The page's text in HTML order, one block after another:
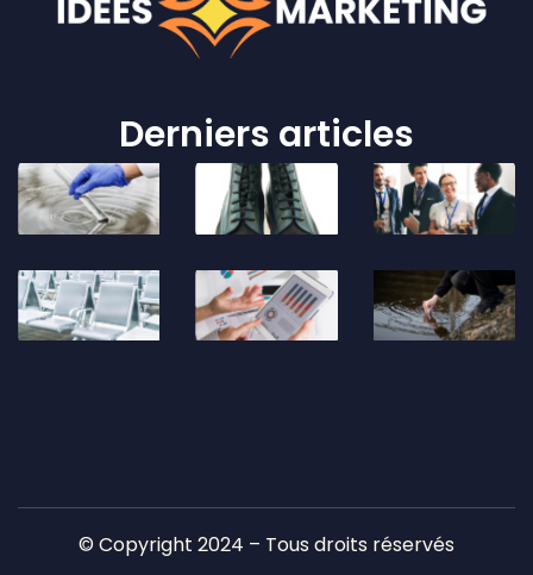
Derniers articles
© Copyright 2024 – Tous droits réservés